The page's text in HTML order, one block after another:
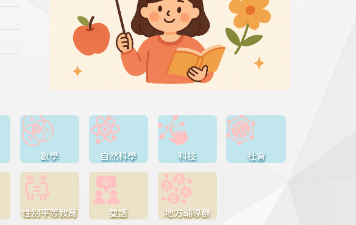
數學 自然科學 科技 社會
性別平等教育 雙語 地方輔導群